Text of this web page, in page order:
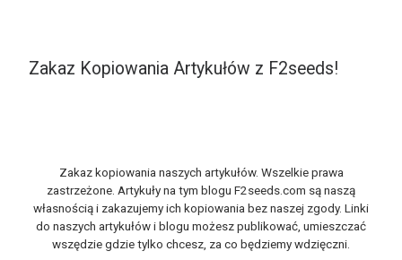
Zakaz Kopiowania Artykułów z F2seeds!
Zakaz kopiowania naszych artykułów. Wszelkie prawa
zastrzeżone. Artykuły na tym blogu F2seeds.com są naszą
własnością i zakazujemy ich kopiowania bez naszej zgody. Linki
do naszych artykułów i blogu możesz publikować, umieszczać
wszędzie gdzie tylko chcesz, za co będziemy wdzięczni.